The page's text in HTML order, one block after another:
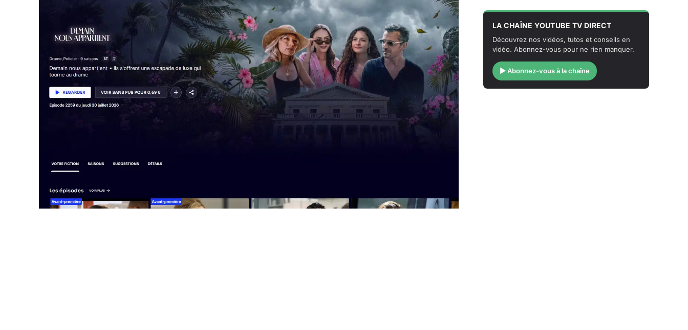
LA CHAÎNE YOUTUBE TV DIRECT
Découvrez nos vidéos, tutos et conseils en
vidéo. Abonnez-vous pour ne rien manquer.
▶ Abonnez-vous à la chaîne